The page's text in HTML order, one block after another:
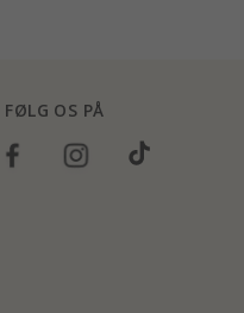
FØLG OS PÅ